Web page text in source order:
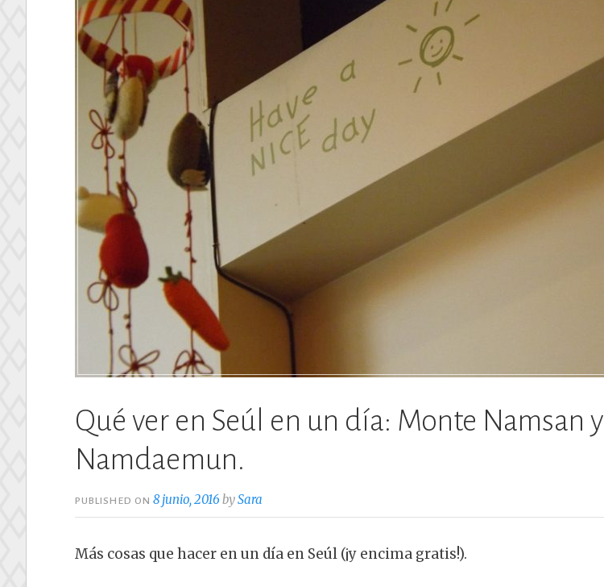
Qué ver en Seúl en un día: Monte Namsan y
Namdaemun.
PUBLISHED ON8 junio, 2016 bySara
Más cosas que hacer en un día en Seúl (¡y encima gratis!).